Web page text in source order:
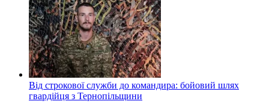
Від строкової служби до командира: бойовий шлях
гвардійця з Тернопільщини